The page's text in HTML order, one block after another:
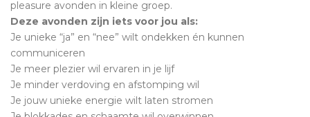
pleasure avonden in kleine groep.
Deze avonden zijn iets voor jou als:
Je unieke “ja” en “nee” wilt ondekken én kunnen
communiceren
Je meer plezier wil ervaren in je lijf
Je minder verdoving en afstomping wil
Je jouw unieke energie wilt laten stromen